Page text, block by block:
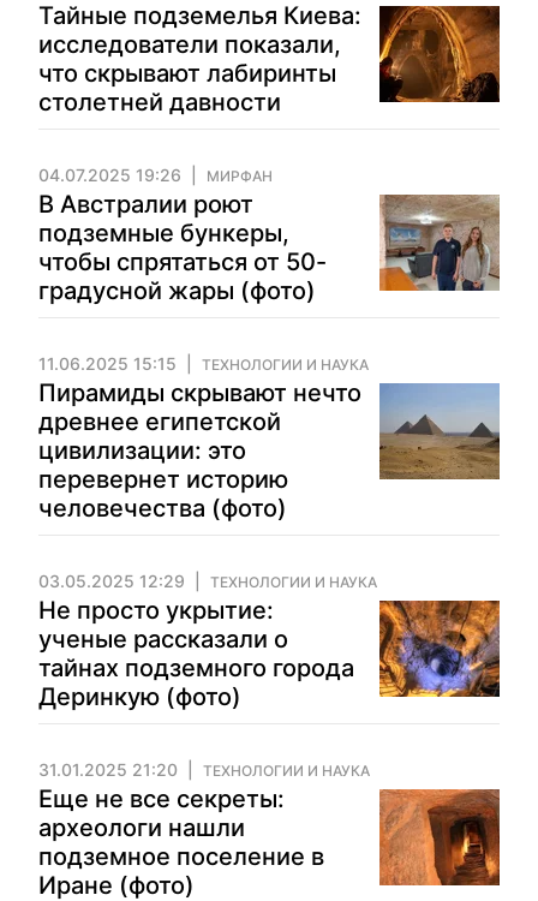
Тайные подземелья Киева:
исследователи показали,
что скрывают лабиринты
столетней давности
04.07.2025 19:26 МИРФАН
В Австралии роют
подземные бункеры,
чтобы спрятаться от 50-
градусной жары (фото)
11.06.2025 15:15 ТЕХНОЛОГИИ И НАУКА
Пирамиды скрывают нечто
древнее египетской
цивилизации: это
перевернет историю
человечества (фото)
03.05.2025 12:29 ТЕХНОЛОГИИ И НАУКА
Не просто укрытие:
ученые рассказали о
тайнах подземного города
Деринкую (фото)
31.01.2025 21:20 ТЕХНОЛОГИИ И НАУКА
Еще не все секреты:
археологи нашли
подземное поселение в
Иране (фото)